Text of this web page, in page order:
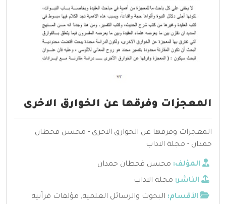
المعجزات وفرقها عن الخوارق الاخرى
المعجزات وفرقها عن الخوارق الاخرى - محسن قحطان
حمدان - مجلة الاداب
المؤلف: محسن قحطان حمدان
الناشر: مجلة الاداب
الأقسام: البحوث والرسائل العلمية, مؤلفات قرآنية